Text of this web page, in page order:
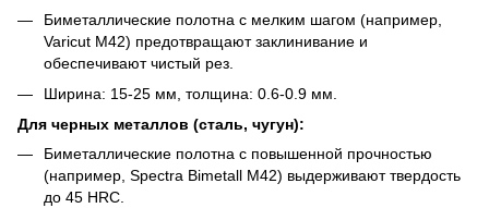
Биметаллические полотна с мелким шагом (например,
Varicut M42) предотвращают заклинивание и
обеспечивают чистый рез.
Ширина: 15-25 мм, толщина: 0.6-0.9 мм.
Для черных металлов (сталь, чугун):
Биметаллические полотна с повышенной прочностью
(например, Spectra Bimetall M42) выдерживают твердость
до 45 HRC.